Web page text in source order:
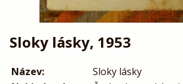
Sloky lásky, 1953
Název:
Sloky lásky